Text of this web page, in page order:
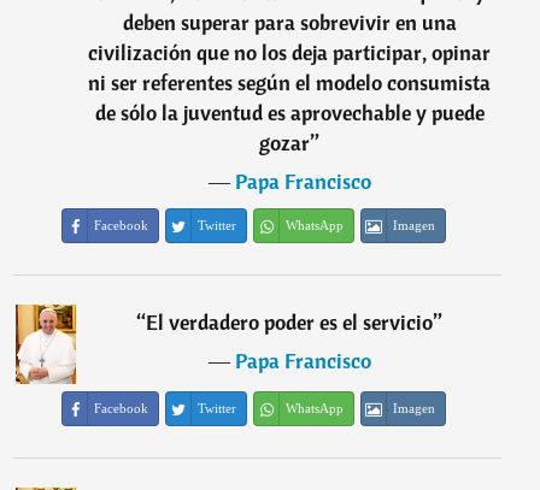
deben superar para sobrevivir en una
civilización que no los deja participar, opinar
ni ser referentes según el modelo consumista
de sólo la juventud es aprovechable y puede
gozar”
―Papa Francisco
Facebook Twitter WhatsApp Imagen
“El verdadero poder es el servicio”
―Papa Francisco
Facebook Twitter WhatsApp Imagen